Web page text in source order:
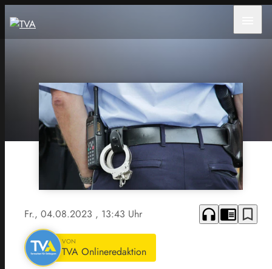
Fr., 04.08.2023 , 13:43 Uhr headphones chrome_reader_mode bookmark_border
VON
TVA Onlineredaktion